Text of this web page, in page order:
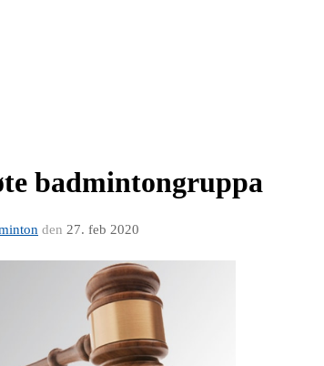
badmintongruppa
den 27. feb 2020